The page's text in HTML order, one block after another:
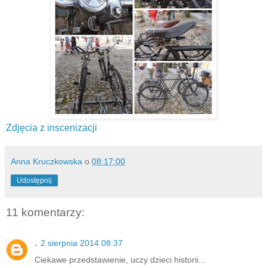
Zdjęcia z inscenizacji
Anna Kruczkowska o 08:17:00
Udostępnij
11 komentarzy:
. 2 sierpnia 2014 08:37
Ciekawe przedstawienie, uczy dzieci historii...